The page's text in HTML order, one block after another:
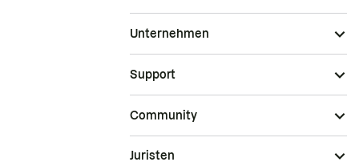
Unternehmen
Support
Community
Juristen